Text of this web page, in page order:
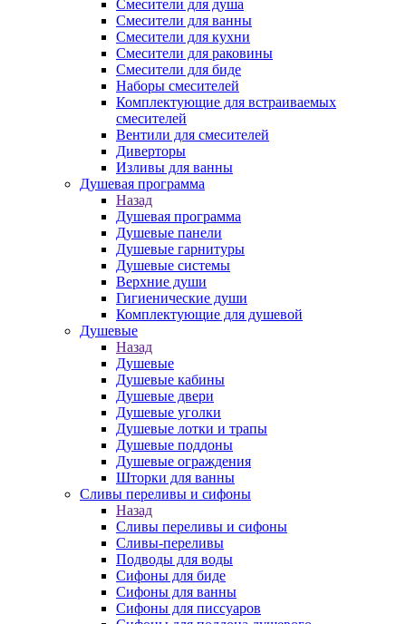
Смесители для душа
Смесители для ванны
Смесители для кухни
Смесители для раковины
Смесители для биде
Наборы смесителей
Комплектующие для встраиваемых
смесителей
Вентили для смесителей
Диверторы
Изливы для ванны
Душевая программа
Назад
Душевая программа
Душевые панели
Душевые гарнитуры
Душевые системы
Верхние души
Гигиенические души
Комплектующие для душевой
Душевые
Назад
Душевые
Душевые кабины
Душевые двери
Душевые уголки
Душевые лотки и трапы
Душевые поддоны
Душевые ограждения
Шторки для ванны
Сливы переливы и сифоны
Назад
Сливы переливы и сифоны
Сливы-переливы
Подводы для воды
Сифоны для биде
Сифоны для ванны
Сифоны для писсуаров